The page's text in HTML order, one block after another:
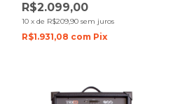
R$2.099,00
10 x de R$209,90 sem juros
R$1.931,08 com Pix